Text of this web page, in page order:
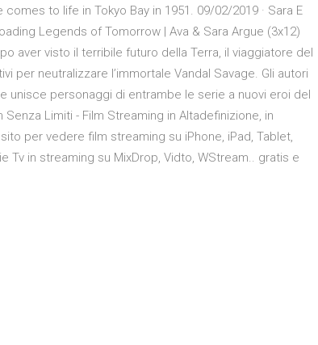
to life in Tokyo Bay in 1951. 09/02/2019 · Sara E
Legends of Tomorrow | Ava & Sara Argue (3x12)
aver visto il terribile futuro della Terra, il viaggiatore del
per neutralizzare l’immortale Vandal Savage. Gli autori
unisce personaggi di entrambe le serie a nuovi eroi del
Limiti - Film Streaming in Altadefinizione, in
per vedere film streaming su iPhone, iPad, Tablet,
in streaming su MixDrop, Vidto, WStream.. gratis e